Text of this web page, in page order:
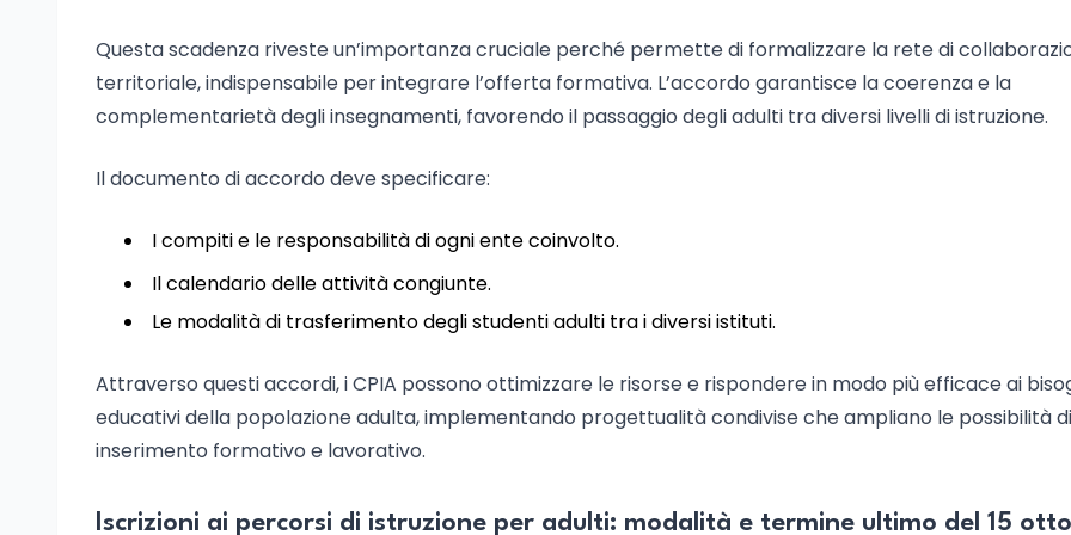
Questa scadenza riveste un’importanza cruciale perché permette di formalizzare la rete di
territoriale, indispensabile per integrare l’offerta formativa. L’accordo garantisce la coerenza e la
complementarietà degli insegnamenti, favorendo il passaggio degli adulti tra diversi livelli di istruzione.
Il documento di accordo deve specificare:
I compiti e le responsabilità di ogni ente coinvolto.
Il calendario delle attività congiunte.
Le modalità di trasferimento degli studenti adulti tra i diversi istituti.
Attraverso questi accordi, i CPIA possono ottimizzare le risorse e rispondere in modo più efficace ai
educativi della popolazione adulta, implementando progettualità condivise che ampliano le possibilità di
inserimento formativo e lavorativo.
Iscrizioni ai percorsi di istruzione per adulti: modalità e termine ultimo del 15